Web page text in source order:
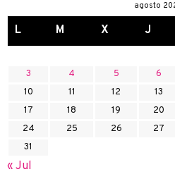
agosto
L M X J
3
4 5 6
10
11 12 13
17
18 19 20
24
25 26 27
31
« Jul